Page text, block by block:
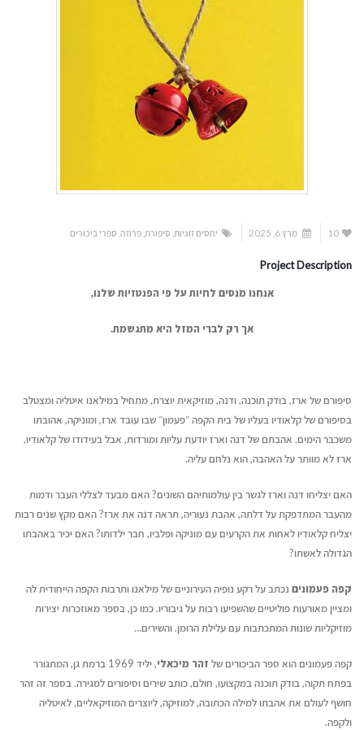
10 מרץ 6, 2025 יחסים זוגיות סיפורת ,פרוזה ספרי ביכורים
Project Description
אנחנו מנסים לחיות על פי הפנטזיות שלנו,
אך רק לברי המזל היא מתגשמת.
סיפורם של ארז, בודק תוכנה, ודנה, מוזיקאית יוצרת, מתחיל במילאנו איטליה ומצטלב
בסיפורם של קלאודיו בעליו של בית הקפה ״פעמון״ שבו עובד ארז, ומוניקה, אהובתו
משכבר הימים. אהבתם של דנה וארז יודעת עליות ומורדות, אבל בעידודו של קלאודיו,
ארז לא מוותר על האהבה, הוא נלחם עליה.
האם יצליחו דנה וארז לגשר בין עולמותיהם השונים? האם מבעד לצללי העבר ודמות
מהעבר המתדפקת על דלתה, אהבת נעוריה, תראה דנה את ארז? האם מקץ שנים רבות
יצליח קלאודיו לאחות את הקרעים עם מוניקה ופלביו, חבר ילדותו? האם יכיר באהבתו
הגדולה לאשתו?
קפה פעמונים נכתב על רקע נופיה העירוניים של מילאנו ותרבות הקפה הייחודית לה
ומציין מאורעות פוליטיים שהשפיעו רבות על גיבוריו. כמו כן, בספר מאוזכרות יצירות
מוזיקליות שונות המתכתבות עם עלילת הרומן. והשירים…
קפה פעמונים הוא ספר הביכורים של זהר מיכאלי
, יליד 1969 ברמת גן, המתגורר
בפתח תקוה, בודק תוכנה במקצועו, חולם, כותב שירים וסיפורים למגירה. בספר זה זהר
חושף לעולם את אהבתו למילה הכתובה, למוזיקה, ליוצרים המוזיקאליים, לאיטליה
ולקפה.